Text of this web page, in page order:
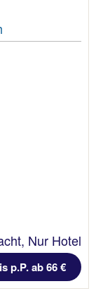
Nur Hotel
p.P. ab 66 €